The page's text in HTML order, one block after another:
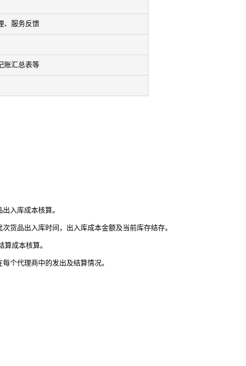
、服务反馈
账汇总表等
入库成本核算。
货品出入库时间，出入库成本金额及当前库存结存。
算成本核算。
个代理商中的发出及结算情况。